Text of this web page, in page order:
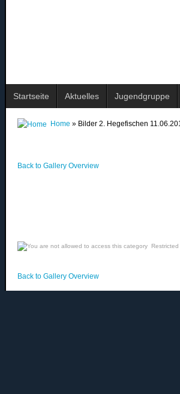
Startseite Aktuelles Jugendgruppe
Home » Bilder 2. Hegefischen
Back to Gallery Overview
Back to Gallery Overview